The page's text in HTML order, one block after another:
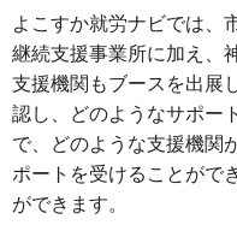
よこすか就労ナビでは、
継続支援事業所に加え、
支援機関もブースを出展
認し、どのようなサポー
で、どのような支援機関
ポートを受けることがで
ができます。